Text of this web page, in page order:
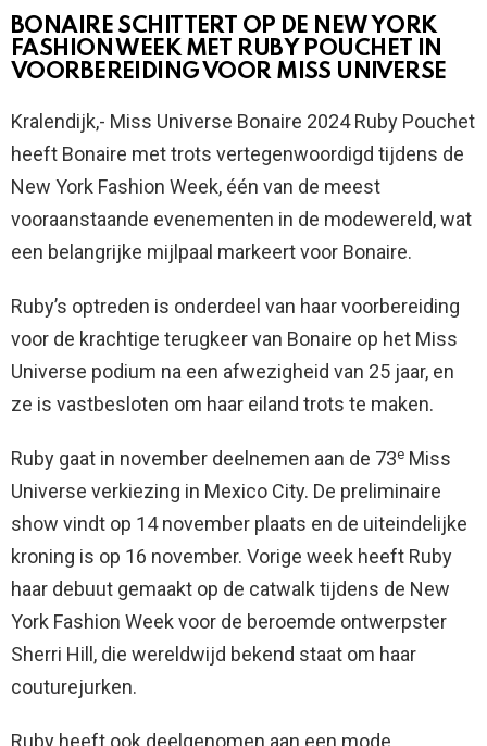
BONAIRE SCHITTERT OP DE NEW YORK
FASHION WEEK MET RUBY POUCHET IN
VOORBEREIDING VOOR MISS UNIVERSE
Kralendijk,- Miss Universe Bonaire 2024 Ruby Pouchet
heeft Bonaire met trots vertegenwoordigd tijdens de
New York Fashion Week, één van de meest
vooraanstaande evenementen in de modewereld, wat
een belangrijke mijlpaal markeert voor Bonaire.
Ruby’s optreden is onderdeel van haar voorbereiding
voor de krachtige terugkeer van Bonaire op het Miss
Universe podium na een afwezigheid van 25 jaar, en
ze is vastbesloten om haar eiland trots te maken.
Ruby gaat in november deelnemen aan de 73e Miss
Universe verkiezing in Mexico City. De preliminaire
show vindt op 14 november plaats en de uiteindelijke
kroning is op 16 november. Vorige week heeft Ruby
haar debuut gemaakt op de catwalk tijdens de New
York Fashion Week voor de beroemde ontwerpster
Sherri Hill, die wereldwijd bekend staat om haar
couturejurken.